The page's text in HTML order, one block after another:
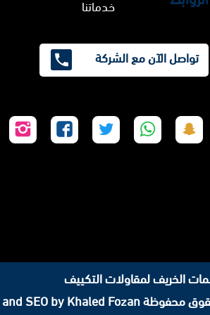
خدماتنا
تواصل الآن مع الشركة
على
على
على
على
على
الخريف لمقاولات التكييف
SEO by Khaled Fozan